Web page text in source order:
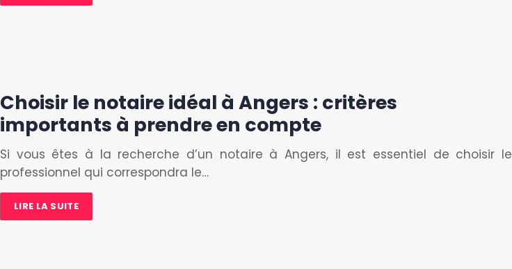
Choisir le notaire idéal à Angers : critères
importants à prendre en compte
Si vous êtes à la recherche d’un notaire à Angers, il est essentiel de choisir le
professionnel qui correspondra le…
LIRE LA SUITE